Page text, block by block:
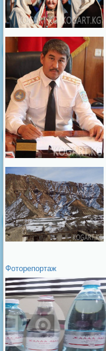
Фоторепортаж